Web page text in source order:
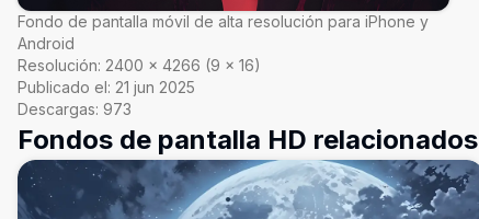
Fondo de pantalla móvil de alta resolución para iPhone y
Android
Resolución: 2400 × 4266 (9 × 16)
Publicado el: 21 jun 2025
Descargas: 973
Fondos de pantalla HD relacionados